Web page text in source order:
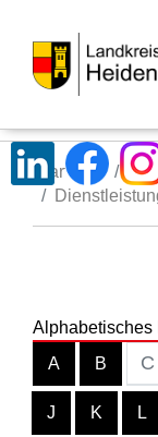
Startseite
Alphabetisches
A
B C
J K L